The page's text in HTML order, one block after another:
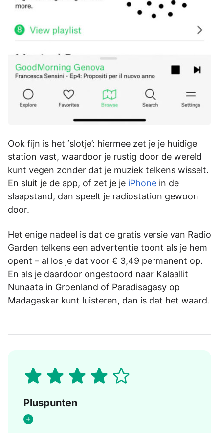
Ook fijn is het ‘slotje’: hiermee zet je je huidige
station vast, waardoor je rustig door de wereld
kunt vegen zonder dat je muziek telkens wisselt.
En sluit je de app, of zet je je iPhone in de
slaapstand, dan speelt je radiostation gewoon
door.
Het enige nadeel is dat de gratis versie van Radio
Garden telkens een advertentie toont als je hem
opent – al los je dat voor € 3,49 permanent op.
En als je daardoor ongestoord naar Kalaallit
Nunaata in Groenland of Paradisagasy op
Madagaskar kunt luisteren, dan is dat het waard.
Pluspunten